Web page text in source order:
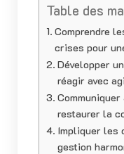
Table des
Comprendre
crises pour
Développer
réagir avec
restaurer la
Impliquer les
gestion